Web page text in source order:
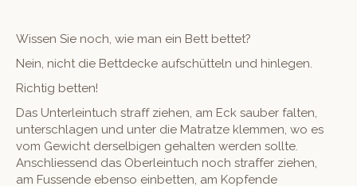
Wis­sen Sie noch, wie man ein Bett bettet?
Nein, nicht die Bettdecke auf­schüt­teln und hinlegen.
Richtig bet­ten!
Das Unter­lein­tuch straff ziehen, am Eck sauber fal­ten,
unter­schla­gen und unter die Matratze klem­men, wo es
vom Gewicht der­sel­bi­gen gehal­ten wer­den sollte.
Anschliessend das Ober­lein­tuch noch straf­fer ziehen,
am Fussende eben­so ein­bet­ten, am Kopfende